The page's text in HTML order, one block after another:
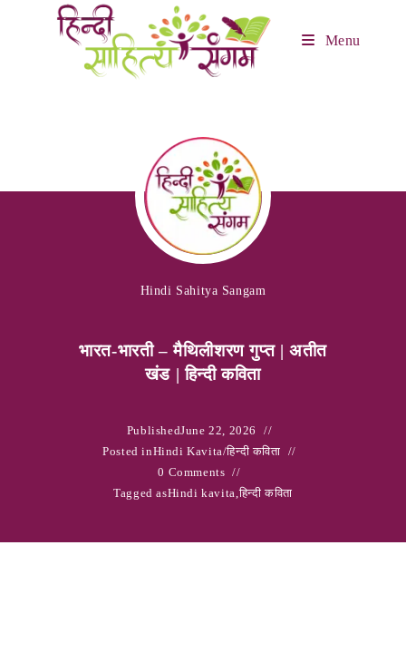
Menu
Hindi Sahitya Sangam
भारत-भारती – मैथिलीशरण गुप्त | अतीत
खंड | हिन्दी कविता
PublishedJune 22, 2026
Posted inHindi Kavita/हिन्दी कविता
0 Comments
Tagged asHindi kavita,हिन्दी कविता